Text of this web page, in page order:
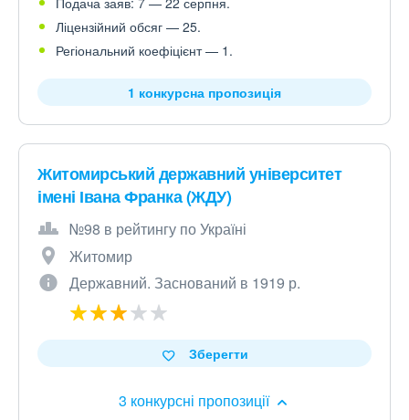
Ліцензійний обсяг — 25.
Регіональний коефіцієнт — 1.
1 конкурсна пропозиція
Житомирський державний університет
імені Івана Франка (ЖДУ)
№98 в рейтингу по Україні
Житомир
Державний. Заснований в 1919 р.
3 конкурсні пропозиції
Зберегти